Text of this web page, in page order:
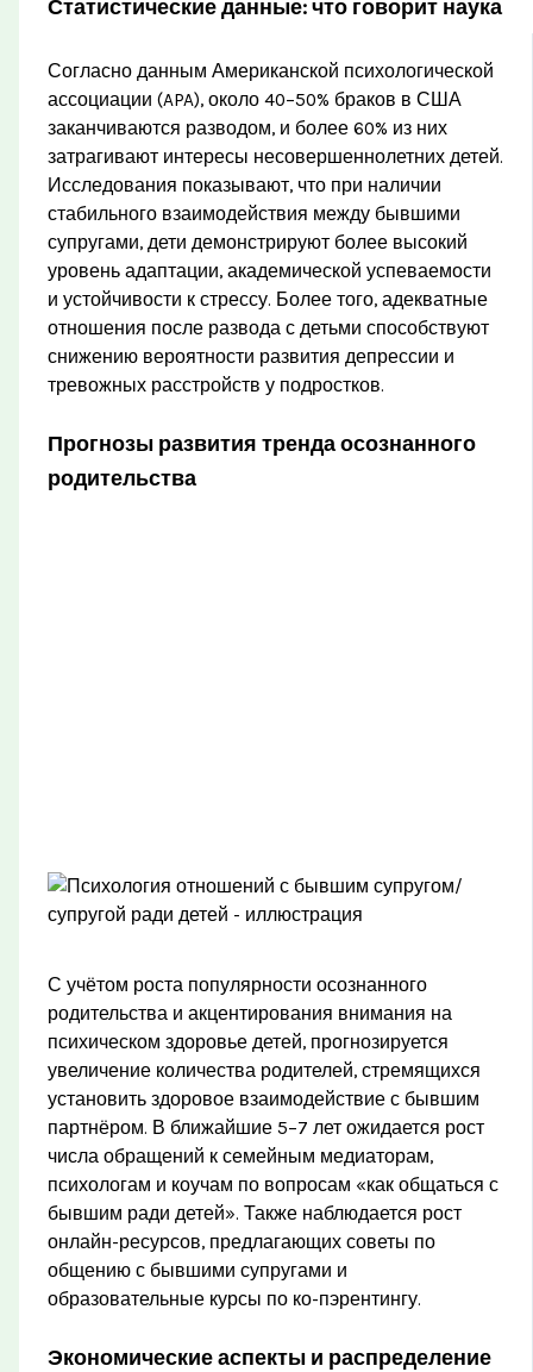
Статистические данные: что говорит наука
Согласно данным Американской психологической
ассоциации (APA), около 40–50% браков в США
заканчиваются разводом, и более 60% из них
затрагивают интересы несовершеннолетних детей.
Исследования показывают, что при наличии
стабильного взаимодействия между бывшими
супругами, дети демонстрируют более высокий
уровень адаптации, академической успеваемости
и устойчивости к стрессу. Более того, адекватные
отношения после развода с детьми способствуют
снижению вероятности развития депрессии и
тревожных расстройств у подростков.
Прогнозы развития тренда осознанного
родительства
С учётом роста популярности осознанного
родительства и акцентирования внимания на
психическом здоровье детей, прогнозируется
увеличение количества родителей, стремящихся
установить здоровое взаимодействие с бывшим
партнёром. В ближайшие 5–7 лет ожидается рост
числа обращений к семейным медиаторам,
психологам и коучам по вопросам «как общаться с
бывшим ради детей». Также наблюдается рост
онлайн-ресурсов, предлагающих советы по
общению с бывшими супругами и
образовательные курсы по ко-пэрентингу.
Экономические аспекты и распределение